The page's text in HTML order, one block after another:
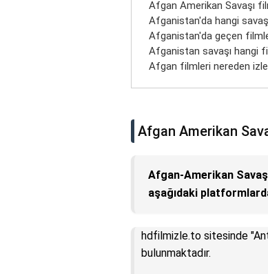
Afgan Amerikan Savaşı
Afganistan'da hangi
Afganistan'da geçen
Afganistan savaşı hangi
Afgan filmleri nereden
Afgan Amerikan
Afgan-Amerikan
aşağıdaki
hdfilmizle.to sitesinde
bulunmaktadır.